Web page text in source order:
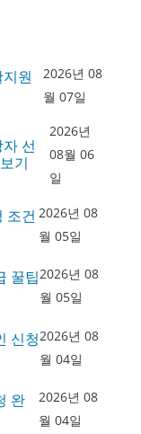
원
2026년 08
월 07일
선
기
2026년
08월 06
일
조건 2026년 08
월 05일
꿀팁2026년 08
월 05일
신청2026년 08
월 04일
완
2026년 08
월 04일